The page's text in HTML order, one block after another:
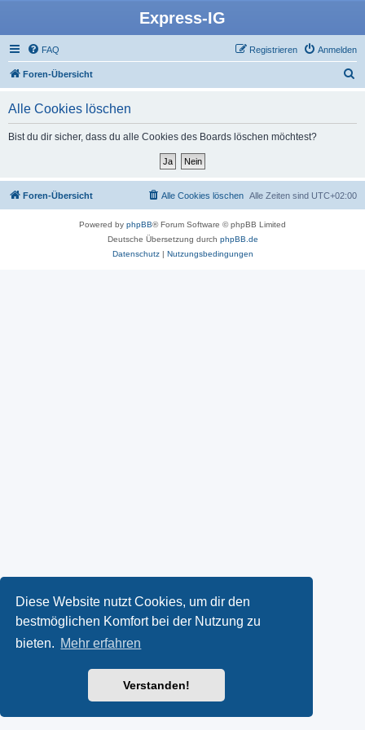
Diese Website nutzt Cookies, um dir den
bestmöglichen Komfort bei der Nutzung zu
bieten. Mehr erfahren
Verstanden!
Express-IG
FAQ Anmelden
Registrieren
Foren-Übersicht
Alle Cookies löschen
Bist du dir sicher, dass du alle Cookies des Boards löschen möchtest?
Foren-Übersicht Alle Zeiten sind UTC+02:00
Alle Cookies löschen
Powered by phpBB® Forum Software © phpBB Limited
Deutsche Übersetzung durch phpBB.de
Datenschutz| Nutzungsbedingungen